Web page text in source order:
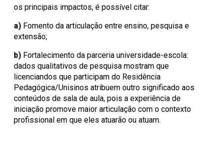
os principais impactos, é possível citar:
a) Fomento da articulação entre ensino, pesquisa e
extensão;
b) Fortalecimento da parceria universidade-escola:
dados qualitativos de pesquisa mostram que
licenciandos que participam do Residência
Pedagógica/Unisinos atribuem outro significado aos
conteúdos de sala de aula, pois a experiência de
iniciação promove maior articulação com o contexto
profissional em que eles atuarão ou atuam.